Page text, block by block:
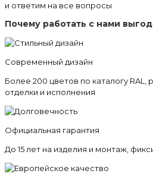
и ответим на все вопросы
Почему работать с нами
Современный дизайн
Более 200 цветов по каталогу RAL,
отделки и исполнения
Официальная гарантия
До 15 лет на изделия и монтаж,